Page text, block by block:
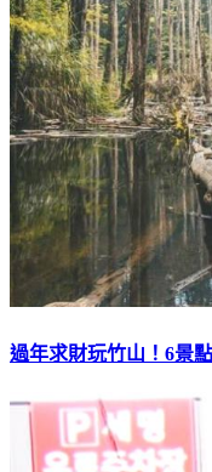
過年求財玩竹山！6景